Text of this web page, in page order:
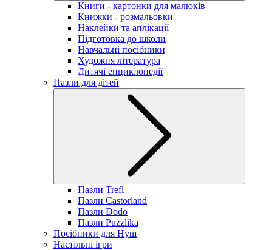
Книги - картонки для малюків
Книжки - розмальовки
Наклейки та аплікації
Підготовка до школи
Навчальні посібники
Художня література
Дитячі енциклопедії
Пазли для дітей
Пазли Trefl
Пазли Castorland
Пазли Dodo
Пазли Puzzlika
Посібники для Нуш
Настільні ігри